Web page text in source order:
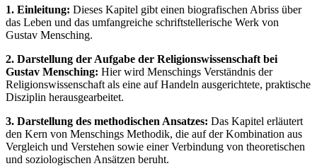
1. Einleitung: Dieses Kapitel gibt einen biografischen Abriss über
das Leben und das umfangreiche schriftstellerische Werk von
Gustav Mensching.
2. Darstellung der Aufgabe der Religionswissenschaft bei
Gustav Mensching: Hier wird Menschings Verständnis der
Religionswissenschaft als eine auf Handeln ausgerichtete, praktische
Disziplin herausgearbeitet.
3. Darstellung des methodischen Ansatzes: Das Kapitel erläutert
den Kern von Menschings Methodik, die auf der Kombination aus
Vergleich und Verstehen sowie einer Verbindung von theoretischen
und soziologischen Ansätzen beruht.